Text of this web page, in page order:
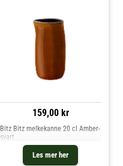
Asjetter og andre Tallerkener hos
Royal Design.
159,00 kr
Les mer her
Bitz Bitz melkekanne 20 cl Amber-
svart